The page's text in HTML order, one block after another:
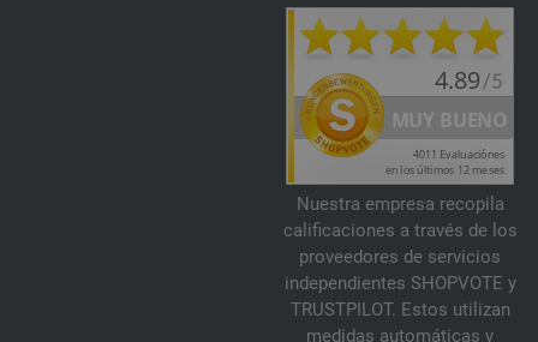
Nuestra empresa recopila
calificaciones a través de los
proveedores de servicios
independientes SHOPVOTE y
TRUSTPILOT. Estos utilizan
medidas automáticas y